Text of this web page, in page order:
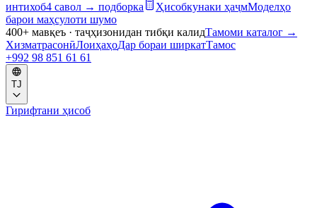
интихоб4 савол → подборка Ҳисобкунаки ҳаҷмМоделҳо
барои маҳсулоти шумо
400+ мавқеъ · таҷҳизонидан тибқи калидТамоми каталог →
ХизматрасонӣЛоиҳаҳоДар бораи ширкатТамос
+992 98 851 61 61
TJ
Гирифтани ҳисоб